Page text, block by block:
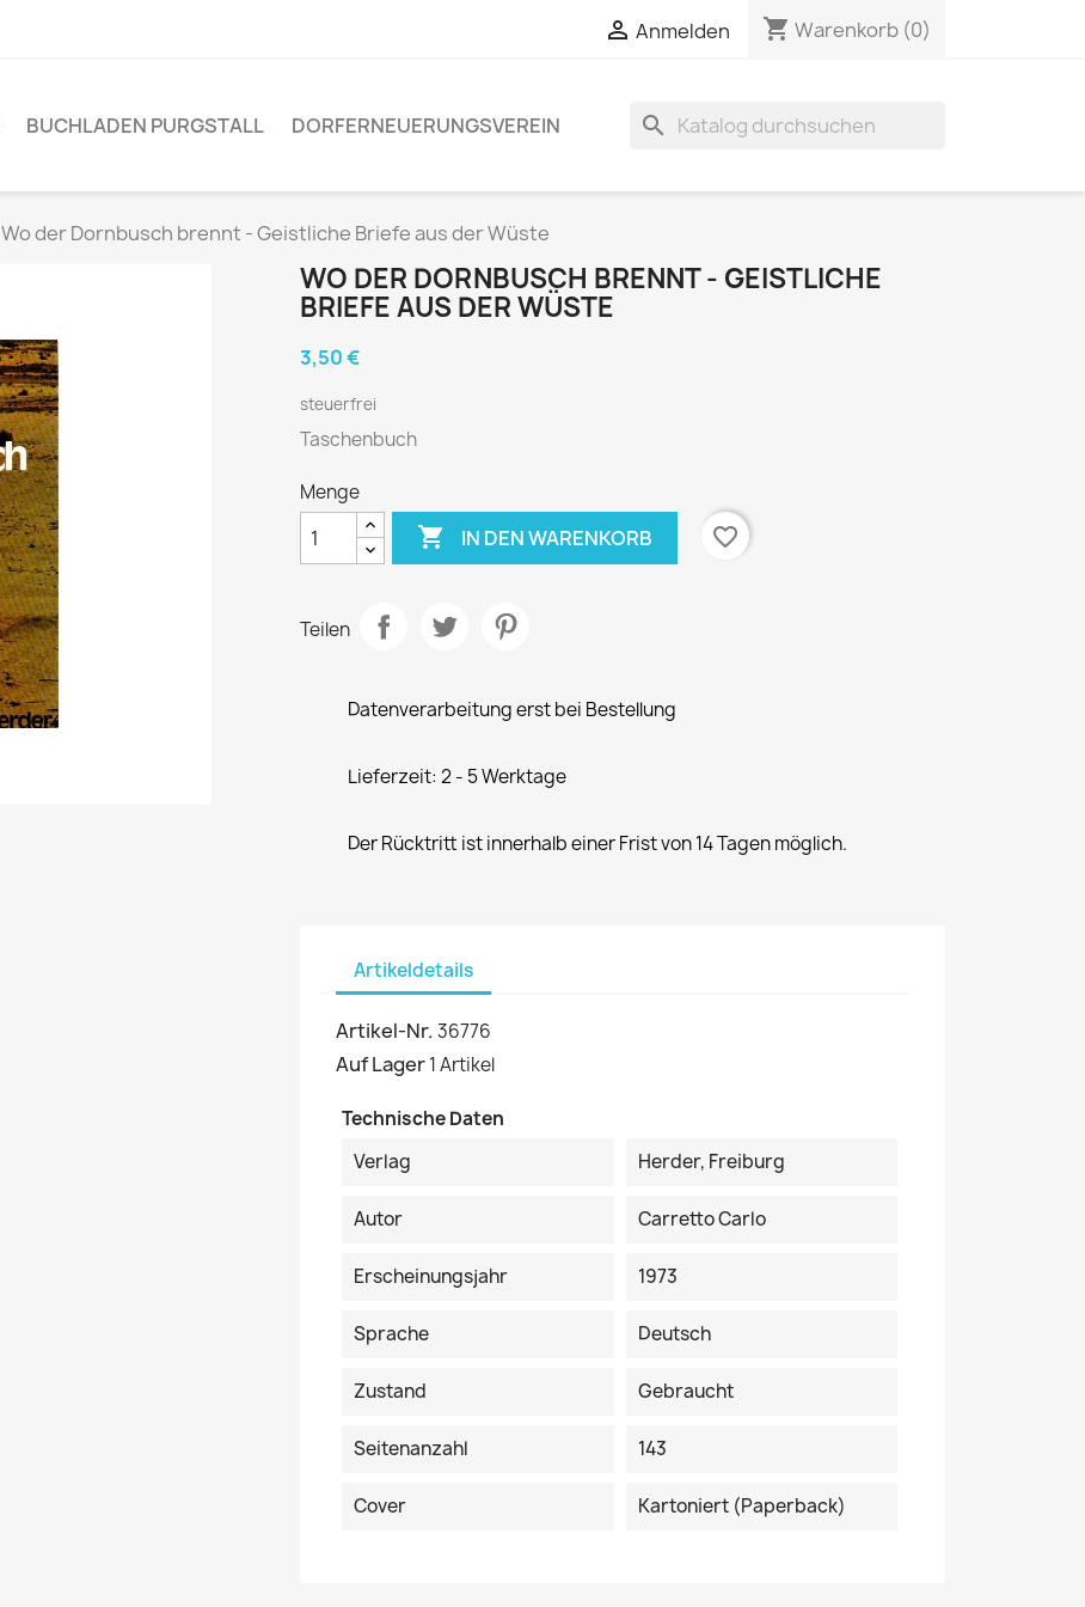
 Anmelden shopping_cart Warenkorb (0)
BUCHLADEN PURGSTALL DORFERNEUERUNGSVEREIN search
Wo der Dornbusch brennt - Geistliche Briefe aus der Wüste
WO DER DORNBUSCH BRENNT - GEISTLICHE
BRIEFE AUS DER WÜSTE
3,50 €
steuerfrei
Taschenbuch
Menge
 IN DEN WARENKORB favorite_border
Teilen
Datenverarbeitung erst bei Bestellung
Lieferzeit: 2 - 5 Werktage
Der Rücktritt ist innerhalb einer Frist von 14 Tagen möglich.
Artikeldetails
Artikel-Nr. 36776
Auf Lager1 Artikel
Technische Daten
Verlag
Herder, Freiburg
Autor Carretto Carlo
Erscheinungsjahr 1973
Sprache Deutsch
Zustand Gebraucht
Seitenanzahl 143
Cover Kartoniert (Paperback)